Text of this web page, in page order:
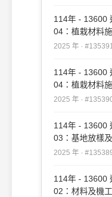
114年 - 13600
04：植栽材料
更新）#135391
2025 年 ·
114年 - 13600
04：植栽材料
新）#135390
2025 年 ·
114年 - 13600
03：基地放樣
新）#135389
2025 年 ·
114年 - 13600
02：材料及機